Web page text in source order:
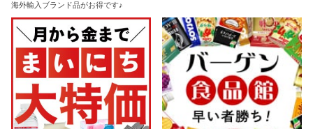
海外輸入ブランド品がお得です♪